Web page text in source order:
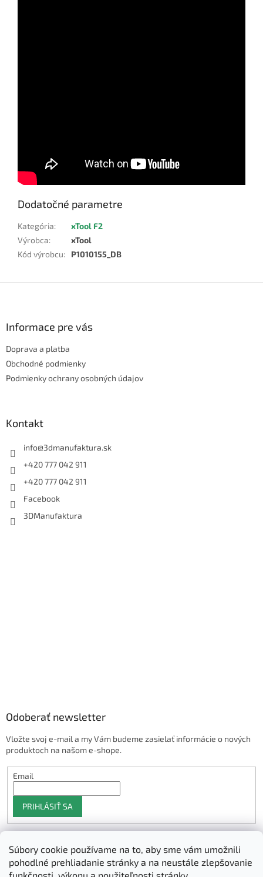
Súbory cookie používame na to, aby sme vám umožnili
pohodlné prehliadanie stránky a na neustále zlepšovanie
Dodatočné parametre
Kategória:
xTool F2
Výrobca:
xTool
Kód výrobcu: P1010155_DB
Informace pre vás
Doprava a platba
Obchodné podmienky
Podmienky ochrany osobných údajov
Kontakt
info@3dmanufaktura.sk
+420 777 042 911
+420 777 042 911
Facebook
3DManufaktura
Odoberať newsletter
Vložte svoj e-mail a my Vám budeme zasielať informácie o nových
produktoch na našom e-shope.
Email
PRIHLÁSIŤ SA
Shoptet.sk